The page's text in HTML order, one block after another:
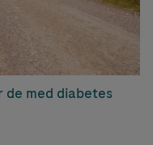
med diabetes